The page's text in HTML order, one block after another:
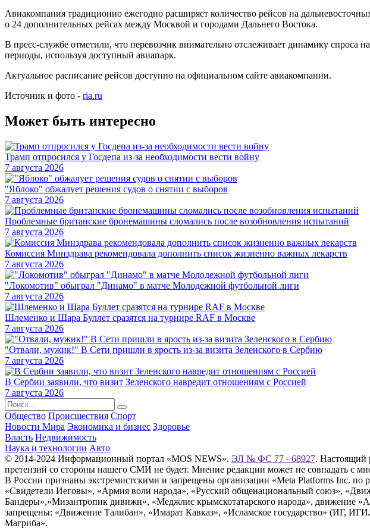
Авиакомпания традиционно ежегодно расширяет количество рейсов на
о 24 дополнительных рейсах между Москвой и городами Дальнего Востока.
В пресс-службе отметили, что перевозчик внимательно отслеживает динамику спроса
периоды, используя доступный авиапарк.
Актуальное расписание рейсов доступно на официальном сайте авиакомпании.
Источник и фото - ria.ru
Может быть интересно
Трамп отпросился у Госдепа из-за необходимости вести войну
7 августа 2026
"Яблоко" обжалует решения судов о снятии с выборов
7 августа 2026
Проблемные британские бронемашины сломались после возобновления испытаний
7 августа 2026
Комиссия Минздрава рекомендовала дополнить список жизненно важных лекарств
7 августа 2026
"Локомотив" обыграл "Динамо" в матче Молодежной футбольной лиги
7 августа 2026
Шлеменко и Шара Буллет сразятся на турнире RAF в Москве
7 августа 2026
"Отвали, мужик!" В Сети пришли в ярость из-за визита Зеленского в Сербию
7 августа 2026
В Сербии заявили, что визит Зеленского навредит отношениям с Россией
7 августа 2026
Общество Происшествия Спорт
Новости Мира Экономика и бизнес Здоровье
Власть Недвижимость
Наука и технологии Авто
© 2014-2024 Информационный портал «MOS NEWS». ЭЛ № ФС 77 - 68927. Настоящий
претензий со стороны нашего СМИ не будет. Мнение редакции может не совпадать с
В России признаны экстремистскими и запрещены организации «Meta Platforms Inc.
«Свидетели Иеговы», «Армия воли народа», «Русский общенациональный союз»,
Бандеры»,«Мизантропик дивижн», «Меджлис крымскотатарского народа», движение
запрещены: «Движение Талибан», «Имарат Кавказ», «Исламское государство» (ИГ,
Магриба».